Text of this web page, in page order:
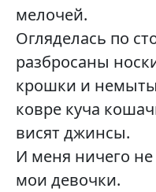
мелочей.
Огляделась по
разбросаны
крошки и
ковре куча
висят джинсы.
И меня ничего не
мои девочки.